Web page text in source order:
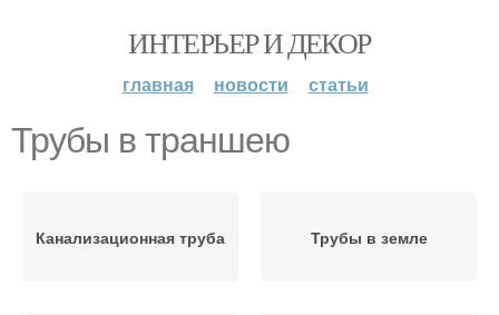
ИНТЕРЬЕР И ДЕКОР
главная новости статьи
Трубы в траншею
Канализационная труба Трубы в земле